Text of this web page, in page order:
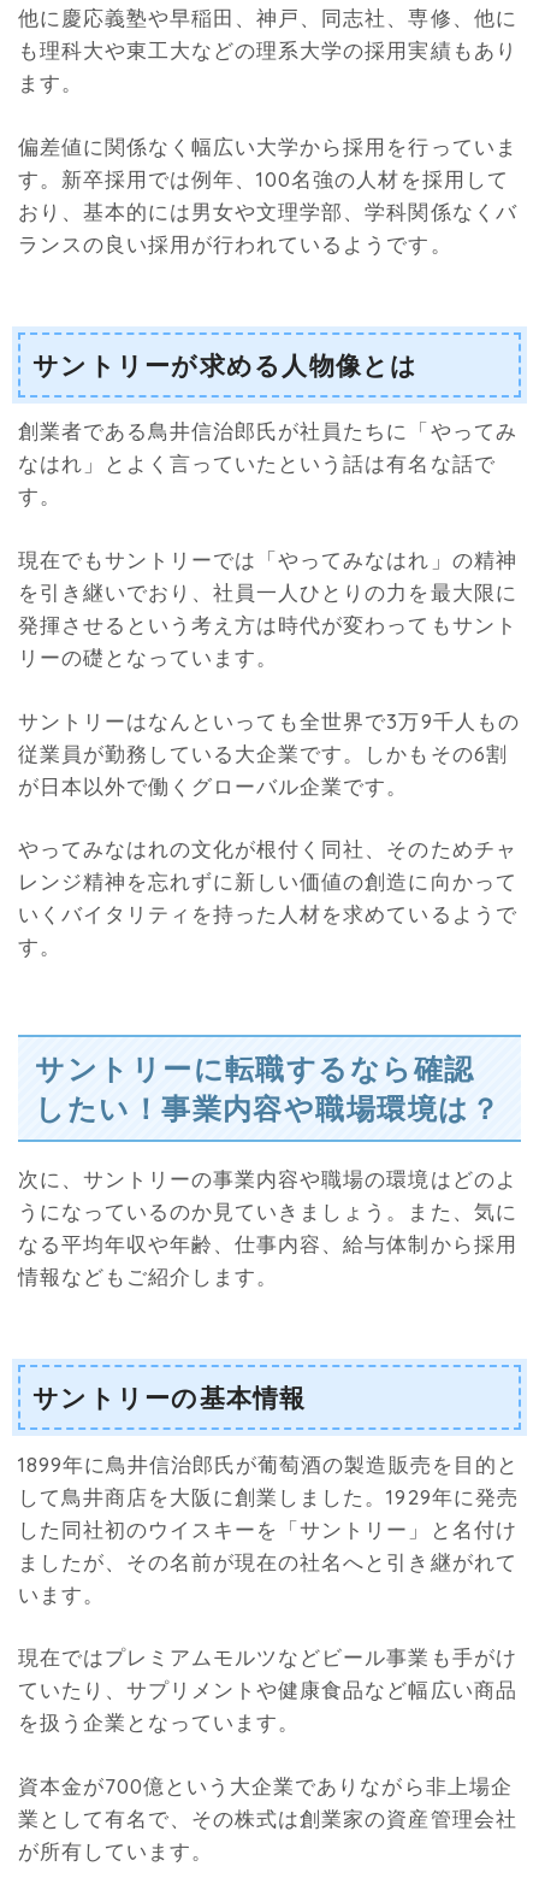
他に慶応義塾や早稲田、神戸、同志社、専修、他に
も理科大や東工大などの理系大学の採用実績もあり
ます。
偏差値に関係なく幅広い大学から採用を行っていま
す。新卒採用では例年、100名強の人材を採用して
おり、基本的には男女や文理学部、学科関係なくバ
ランスの良い採用が行われているようです。
サントリーが求める人物像とは
創業者である鳥井信治郎氏が社員たちに「やってみ
なはれ」とよく言っていたという話は有名な話で
す。
現在でもサントリーでは「やってみなはれ」の精神
を引き継いでおり、社員一人ひとりの力を最大限に
発揮させるという考え方は時代が変わってもサント
リーの礎となっています。
サントリーはなんといっても全世界で3万9千人もの
従業員が勤務している大企業です。しかもその6割
が日本以外で働くグローバル企業です。
やってみなはれの文化が根付く同社、そのためチャ
レンジ精神を忘れずに新しい価値の創造に向かって
いくバイタリティを持った人材を求めているようで
す。
サントリーに転職するなら確認
したい！事業内容や職場環境は？
次に、サントリーの事業内容や職場の環境はどのよ
うになっているのか見ていきましょう。また、気に
なる平均年収や年齢、仕事内容、給与体制から採用
情報などもご紹介します。
サントリーの基本情報
1899年に鳥井信治郎氏が葡萄酒の製造販売を目的と
して鳥井商店を大阪に創業しました。1929年に発売
した同社初のウイスキーを「サントリー」と名付け
ましたが、その名前が現在の社名へと引き継がれて
います。
現在ではプレミアムモルツなどビール事業も手がけ
ていたり、サプリメントや健康食品など幅広い商品
を扱う企業となっています。
資本金が700億という大企業でありながら非上場企
業として有名で、その株式は創業家の資産管理会社
が所有しています。